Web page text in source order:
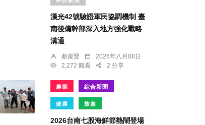
漢光42號驗證軍民協調機制 臺
南後備幹部深入地方強化戰略
溝通
蔡俊賢
2026年八月08日
2,272 觀看
2 分享
農業 綜合新聞
健康 旅遊
2026台南七股海鮮節熱鬧登場